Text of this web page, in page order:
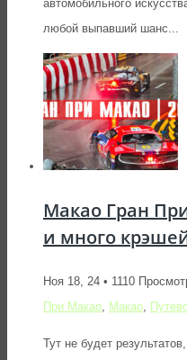
автомобильного
любой выпавший шанс...
Макао Гран
и много
Ноя 18, 24 • 1110
При Макао Макао
Тут не будет